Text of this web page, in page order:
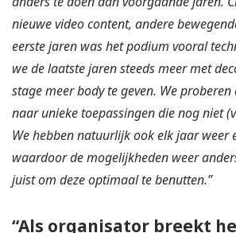
nieuwe video content, andere
eerste jaren was het podium vooral
we de laatste jaren steeds meer met
stage meer body te geven. We
naar unieke toepassingen die nog niet
We hebben natuurlijk ook elk jaar weer
waardoor de mogelijkheden weer
juist om deze optimaal te benutten.”
“Als organisator breekt